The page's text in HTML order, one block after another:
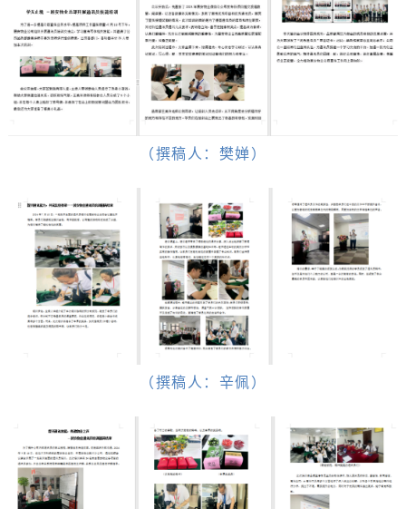
（撰稿人：樊婵）
（撰稿人：辛佩）